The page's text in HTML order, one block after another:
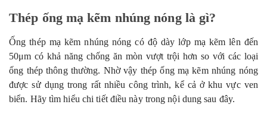
Thép ống mạ kẽm nhúng nóng là gì?
Ống thép mạ kẽm nhúng nóng có độ dày lớp mạ kẽm lên đến
50μm có khả năng chống ăn mòn vượt trội hơn so với các loại
ống thép thông thường. Nhờ vậy thép ống mạ kẽm nhúng nóng
được sử dụng trong rất nhiều công trình, kể cả ở khu vực ven
biển. Hãy tìm hiểu chi tiết điều này trong nội dung sau đây.